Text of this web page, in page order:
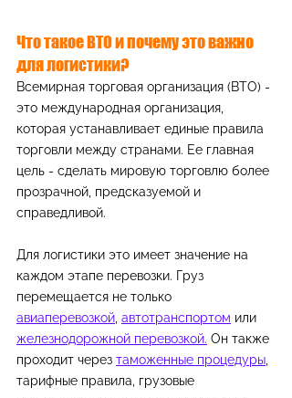
Что такое ВТО и почему это важно
для логистики?
Всемирная торговая организация (ВТО) -
это международная организация,
которая устанавливает единые правила
торговли между странами. Ее главная
цель - сделать мировую торговлю более
прозрачной, предсказуемой и
справедливой.
Для логистики это имеет значение на
каждом этапе перевозки. Груз
перемещается не только
авиаперевозкой автотранспортом или
железнодорожной перевозкой. Он также
проходит через таможенные процедуры
тарифные правила, грузовые